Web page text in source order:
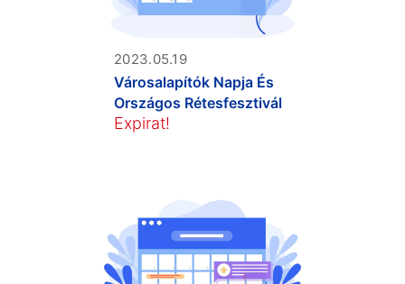
2023.05.19
Városalapítók Napja És
Országos Rétesfesztivál
Expirat!